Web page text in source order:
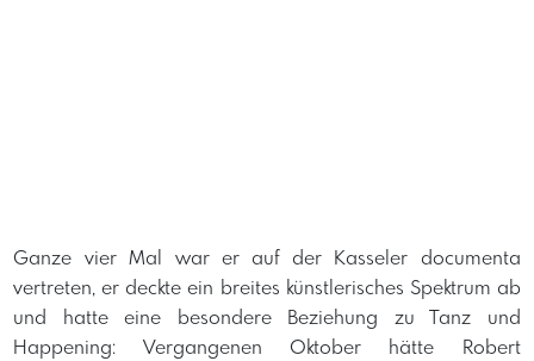
Ganze vier Mal war er auf der Kasseler documenta
vertreten, er deckte ein breites künstlerisches Spektrum ab
und hatte eine besondere Beziehung zu Tanz und
Happening: Vergangenen Oktober hätte Robert